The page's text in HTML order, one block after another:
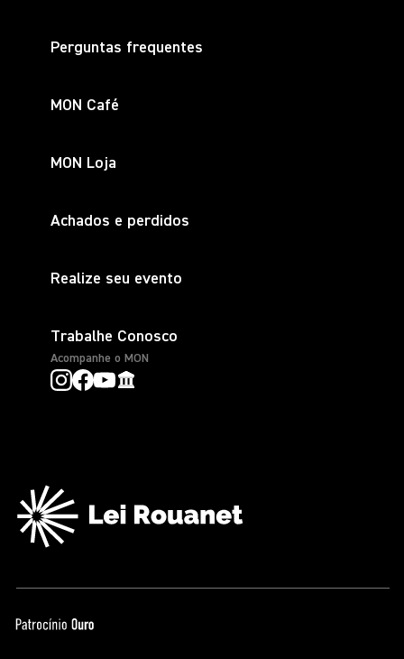
Perguntas frequentes
MON Café
MON Loja
Achados e perdidos
Realize seu evento
Trabalhe Conosco
Acompanhe o MON